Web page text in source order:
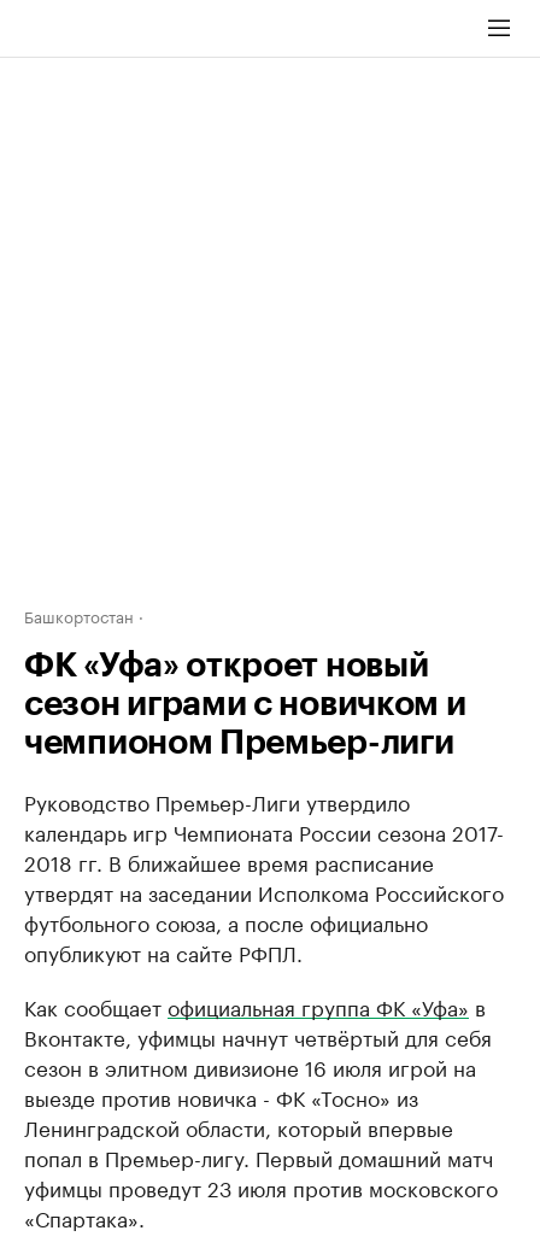
Башкортостан
ФК «Уфа» откроет новый
сезон играми с новичком и
чемпионом Премьер-лиги
Руководство Премьер-Лиги утвердило
календарь игр Чемпионата России сезона 2017-
2018 гг. В ближайшее время расписание
утвердят на заседании Исполкома Российского
футбольного союза, а после официально
опубликуют на сайте РФПЛ.
Как сообщаетофициальная группа ФК «Уфа» в
Вконтакте, уфимцы начнут четвёртый для себя
сезон в элитном дивизионе 16 июля игрой на
выезде против новичка - ФК «Тосно» из
Ленинградской области, который впервые
попал в Премьер-лигу. Первый домашний матч
уфимцы проведут 23 июля против московского
«Спартака».